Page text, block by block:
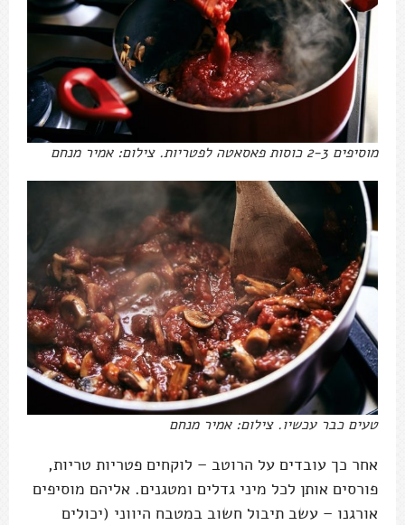
מוסיפים 2-3 כוסות פאסאטה לפטריות. צילום: אמיר מנחם
טעים כבר עכשיו. צילום: אמיר מנחם
אחר כך עובדים על הרוטב – לוקחים פטריות טריות,
פורסים אותן לכל מיני גדלים ומטגנים. אליהם מוסיפים
אורגנו – עשב תיבול חשוב במטבח היווני (יכולים